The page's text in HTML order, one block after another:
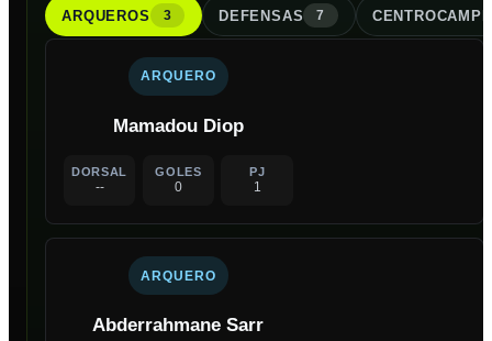
ARQUEROS 3 DEFENSAS 7
ARQUERO
Mamadou Diop
DORSAL
--
GOLES
0
PJ
1
ARQUERO
Abderrahmane Sarr